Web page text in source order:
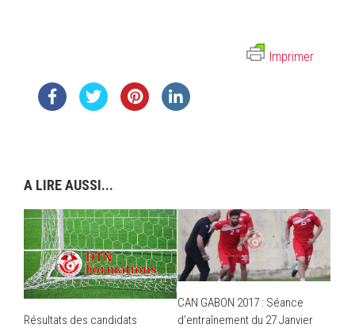
Imprimer
A LIRE AUSSI...
Résultats des candidats
CAN GABON 2017 : Séance
d’entraînement du 27 Janvier